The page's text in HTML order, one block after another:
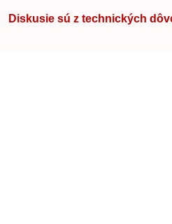
Diskusie sú z technických